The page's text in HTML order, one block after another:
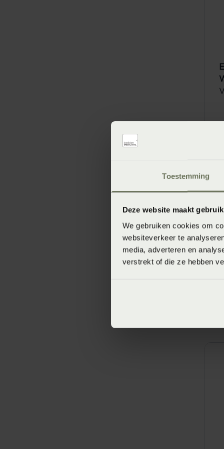
Toestemming
Deze website maakt
We gebruiken cookies om
websiteverkeer te
media, adverteren en
verstrekt of die ze hebben